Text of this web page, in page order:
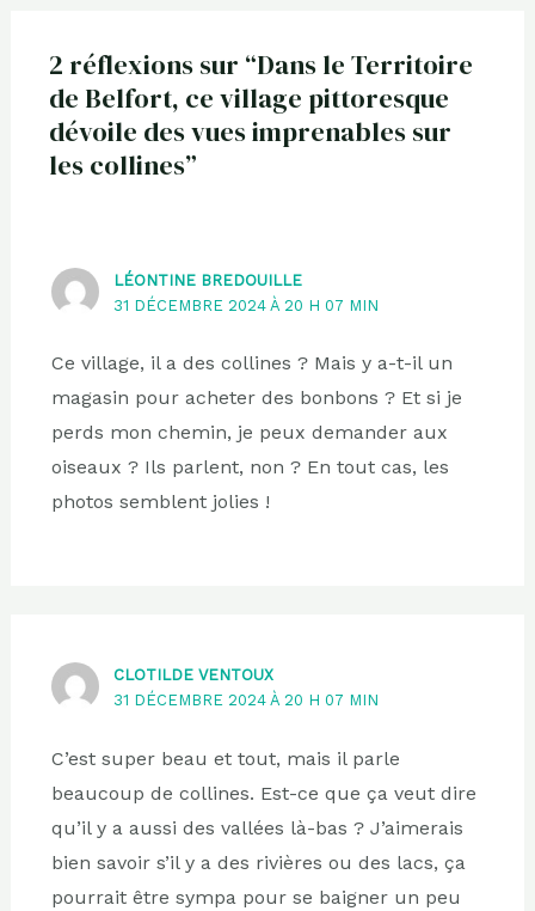
2 réflexions sur “Dans le Territoire
de Belfort, ce village pittoresque
dévoile des vues imprenables sur
les collines”
LÉONTINE BREDOUILLE
31 DÉCEMBRE 2024 À 20 H 07 MIN
Ce village, il a des collines ? Mais y a-t-il un
magasin pour acheter des bonbons ? Et si je
perds mon chemin, je peux demander aux
oiseaux ? Ils parlent, non ? En tout cas, les
photos semblent jolies !
CLOTILDE VENTOUX
31 DÉCEMBRE 2024 À 20 H 07 MIN
C’est super beau et tout, mais il parle
beaucoup de collines. Est-ce que ça veut dire
qu’il y a aussi des vallées là-bas ? J’aimerais
bien savoir s’il y a des rivières ou des lacs, ça
pourrait être sympa pour se baigner un peu